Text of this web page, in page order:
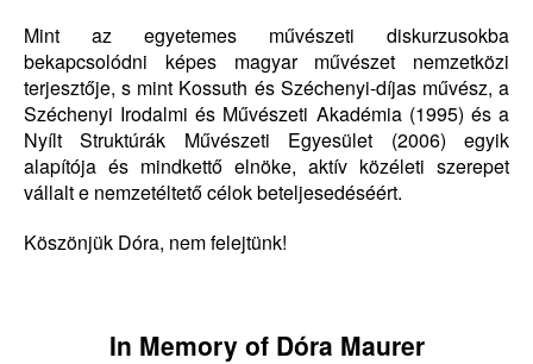
Mint az egyetemes művészeti diskurzusokba
bekapcsolódni képes magyar művészet nemzetközi
terjesztője, s mint Kossuth és Széchenyi-díjas művész, a
Széchenyi Irodalmi és Művészeti Akadémia (1995) és a
Nyílt Struktúrák Művészeti Egyesület (2006) egyik
alapítója és mindkettő elnöke, aktív közéleti szerepet
vállalt e nemzetéltető célok beteljesedéséért.
Köszönjük Dóra, nem felejtünk!
In Memory of Dóra Maurer